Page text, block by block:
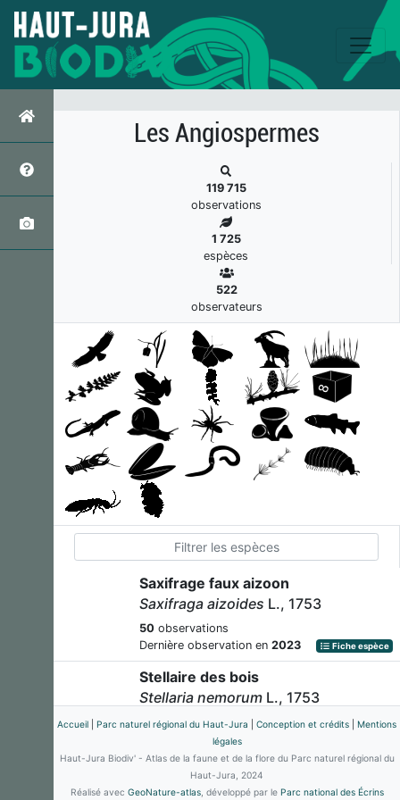
Les Angiospermes
119 715
observations
1 725
espèces
522
observateurs
Saxifrage faux aizoon
Saxifraga aizoides L., 1753
50 observations
Dernière observation en 2023 Fiche espèce
Stellaire des bois
Stellaria nemorum L., 1753
56observations
Dernière observation en
Dactyle aggloméré
Dactylis glomerataL., 1753
Accueil Parc naturel régional du Haut-Jura Conception et crédits
Mentions
légales
Haut-Jura Biodiv' - Atlas de la faune et de la flore du Parc naturel régional du
Haut-Jura, 2024
Réalisé avec GeoNature-atlas, développé par le Parc national des Écrins